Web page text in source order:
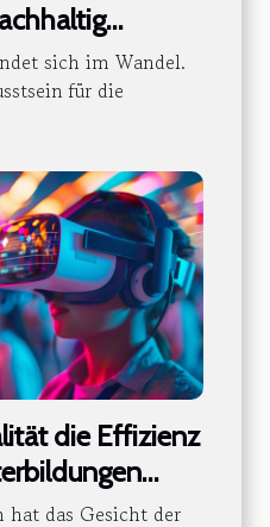
sich im Wandel.
für die
die Effizienz
das Gesicht der